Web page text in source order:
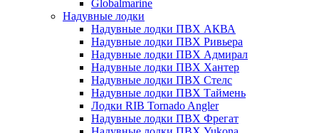
Globalmarine
Надувные лодки
Надувные лодки ПВХ АКВА
Надувные лодки ПВХ Ривьера
Надувные лодки ПВХ Адмирал
Надувные лодки ПВХ Хантер
Надувные лодки ПВХ Стелс
Надувные лодки ПВХ Таймень
Лодки RIB Tornado Angler
Надувные лодки ПВХ Фрегат